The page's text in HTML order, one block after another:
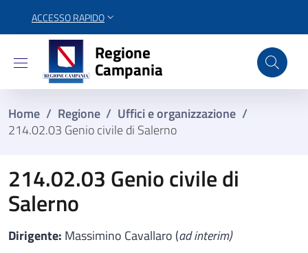
ACCESSO RAPIDO
Regione Campania
Regione
Campania
Home / Regione / Uffici e organizzazione /
214.02.03 Genio civile di Salerno
214.02.03 Genio civile di
Salerno
Dirigente: Massimino Cavallaro (ad interim)